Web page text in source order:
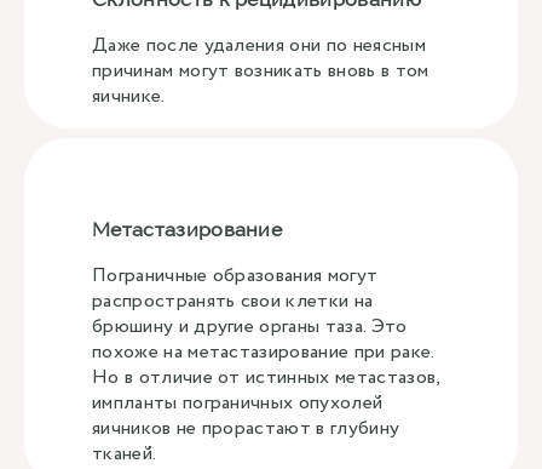
Даже после удаления они по неясным
причинам могут возникать вновь в том
яичнике.
Метастазирование
Пограничные образования могут
распространять свои клетки на
брюшину и другие органы таза. Это
похоже на метастазирование при раке.
Но в отличие от истинных метастазов,
импланты пограничных опухолей
яичников не прорастают в глубину
тканей.